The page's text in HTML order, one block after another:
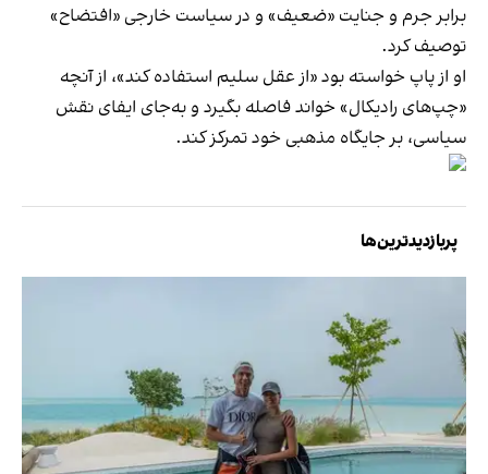
برابر جرم و جنایت «ضعیف» و در سیاست خارجی «افتضاح»
توصیف کرد.
او از پاپ خواسته بود «از عقل سلیم استفاده کند»، از آنچه
«چپ‌های رادیکال» خواند فاصله بگیرد و به‌جای ایفای نقش
سیاسی، بر جایگاه مذهبی خود تمرکز کند.
پربازدیدترین‌ها